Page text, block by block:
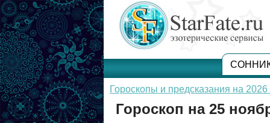
Гороскопы и предсказания на 2026
Гороскоп на 25